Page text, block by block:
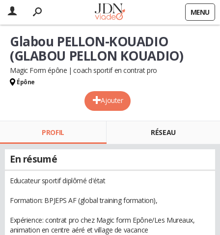
MENU
Ajouter
Glabou PELLON-KOUADIO
(GLABOU PELLON KOUADIO)
Magic Form épône coach sportif en contrat pro
Épône
PROFIL RÉSEAU
En résumé
Educateur sportif diplômé d'état
Formation: BPJEPS AF (global training formation),
Expérience: contrat pro chez Magic form Epône/Les Mureaux,
animation en centre aéré et village de vacance